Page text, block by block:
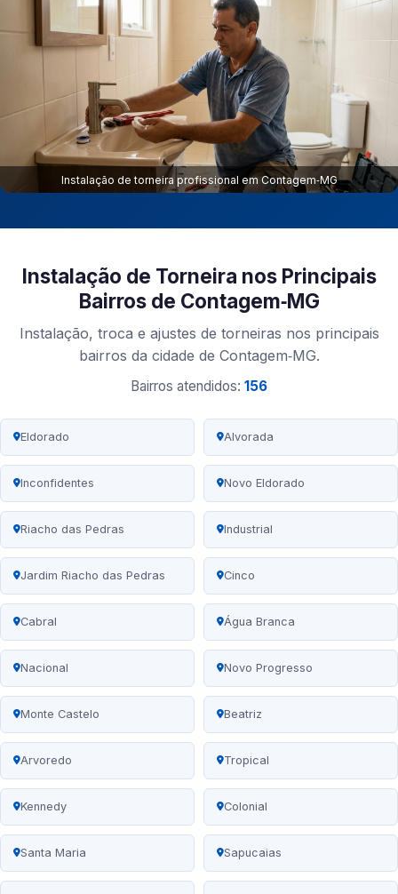
Instalação de torneira profissional em Contagem‑MG
Instalação de Torneira nos Principais
Bairros de Contagem‑MG
Instalação, troca e ajustes de torneiras nos principais
bairros da cidade de Contagem‑MG.
Bairros atendidos: 156
Eldorado Alvorada
Inconfidentes Novo Eldorado
Riacho das Pedras Industrial
Jardim Riacho das Pedras Cinco
Cabral Água Branca
Nacional Novo Progresso
Monte Castelo Beatriz
Arvoredo Tropical
Kennedy Colonial
Santa Maria Sapucaias